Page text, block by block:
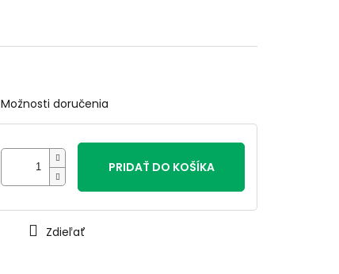
Možnosti doručenia
PRIDAŤ DO KOŠÍKA
Zdieľať